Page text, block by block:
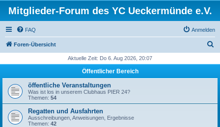
Mitglieder-Forum des YC Ueckermünde e.V.
FAQ Anmelden
Foren-Übersicht
h
Aktuelle Zeit: Do 6. Aug 2026, 20:07
Öffentlicher Bereich
öffentliche Veranstaltungen
Was ist los in unserem Clubhaus PIER 24?
Themen: 54
Regatten und Ausfahrten
Ausschreibungen, Anweisungen, Ergebnisse
Themen: 42